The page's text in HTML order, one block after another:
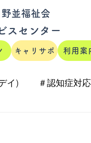
並福祉会
スセンター
キャリサポ 利用案
イ) ＃認知症対